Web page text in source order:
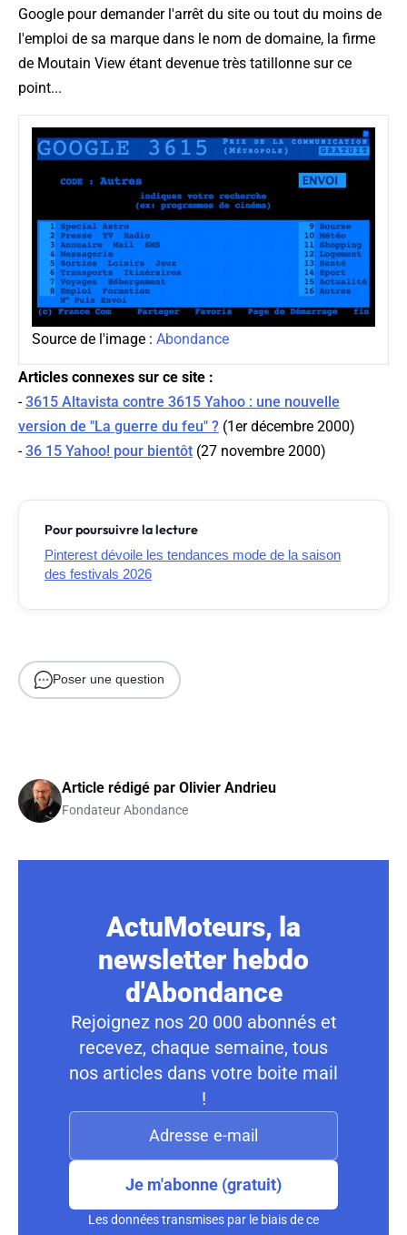
Google pour demander l'arrêt du site ou tout du moins de
l'emploi de sa marque dans le nom de domaine, la firme
de Moutain View étant devenue très tatillonne sur ce
point...
Source de l'image : Abondance
Articles connexes sur ce site :
-3615 Altavista contre 3615 Yahoo : une nouvelle
version de "La guerre du feu" ? (1er décembre 2000)
-36 15 Yahoo! pour bientôt (27 novembre 2000)
Pour poursuivre la lecture
Pinterest dévoile les tendances mode de la saison
des festivals 2026
Poser une question
Article rédigé par Olivier Andrieu
Fondateur Abondance
ActuMoteurs, la
newsletter hebdo
d'Abondance
Rejoignez nos 20 000 abonnés et
recevez, chaque semaine, tous
nos articles dans votre boite mail
!
Je m'abonne (gratuit)
Les données transmises par le biais de ce